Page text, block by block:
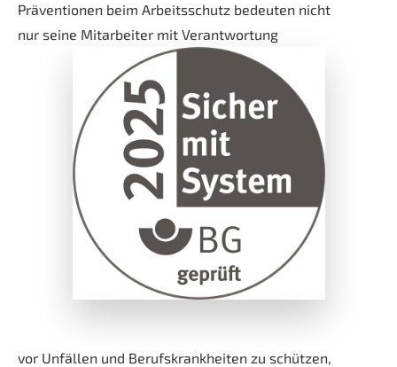
Präventionen beim Arbeitsschutz bedeuten nicht
nur seine Mitarbeiter mit Verantwortung
vor Unfällen und Berufskrankheiten zu schützen,